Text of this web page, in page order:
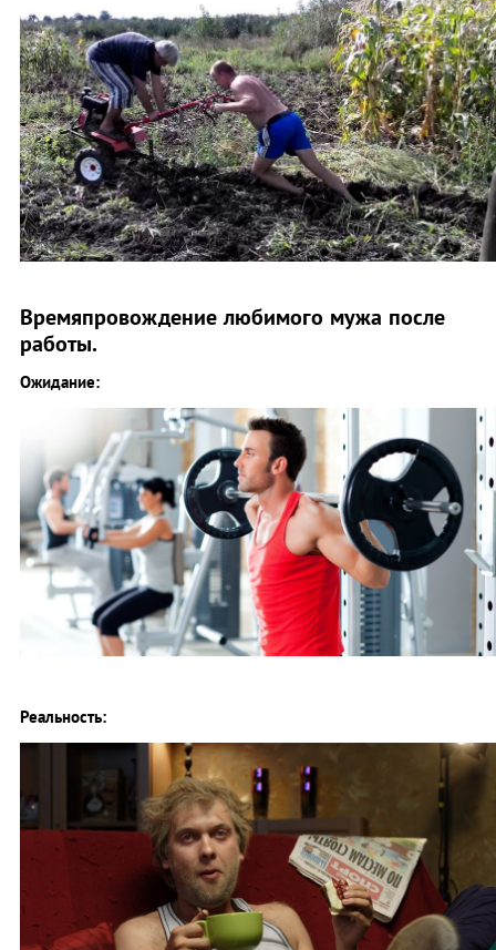
Времяпровождение любимого мужа после
работы.
Ожидание:
Реальность: